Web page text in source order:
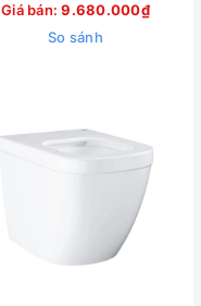
Giá bán:9.680.000₫
So sánh